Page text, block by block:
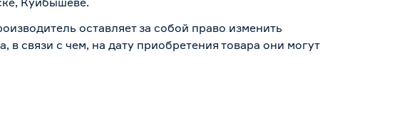
оставляет за собой право изменить
связи с чем, на дату приобретения товара они могут